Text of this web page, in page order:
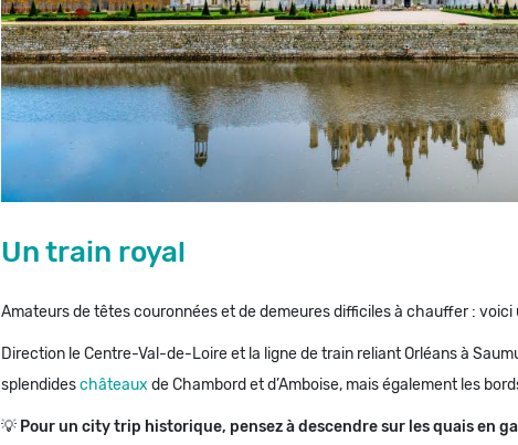
Un train royal
Amateurs de têtes couronnées et de demeures difficiles à chauffer :
Direction le Centre-Val-de-Loire et la ligne de train reliant Orléans à
splendideschâteaux de Chambord et d’Amboise, mais également les
💡 Pour un city trip historique, pensez à descendre sur les quais en